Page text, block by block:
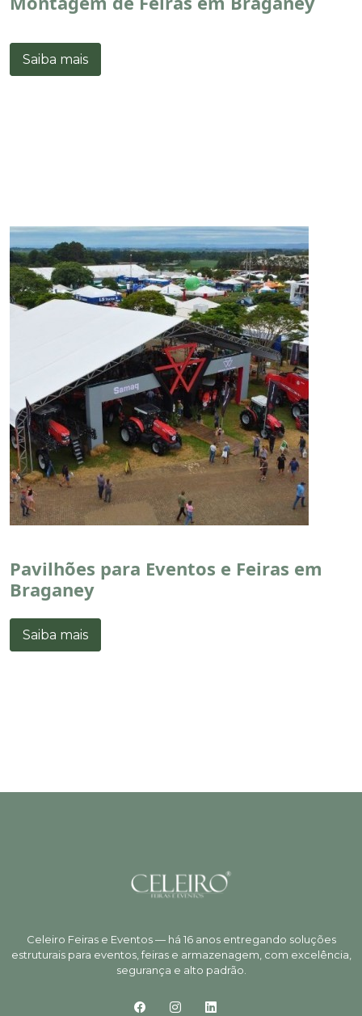
Saiba mais
Pavilhões para Eventos e Feiras em
Braganey
Saiba mais
Celeiro Feiras e Eventos — há 16 anos entregando soluções
estruturais para eventos, feiras e armazenagem, com excelência,
segurança e alto padrão.